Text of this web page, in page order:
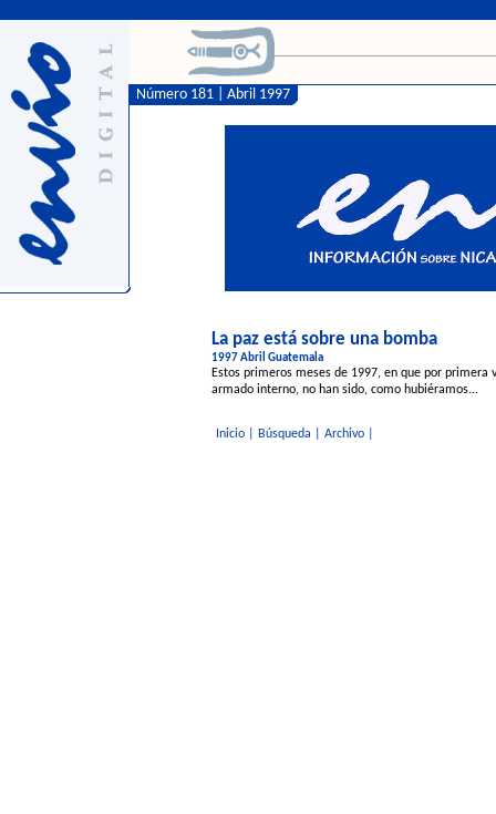
Número 181 | Abril 1997
La paz está sobre una bomba
1997 Abril Guatemala
Estos primeros meses de 1997, en que por
armado interno, no han sido, como hubiéramos...
Inicio| Búsqueda Archivo|